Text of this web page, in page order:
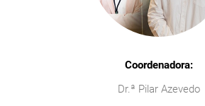
Coordenadora:
Dr.ª Pilar Azevedo